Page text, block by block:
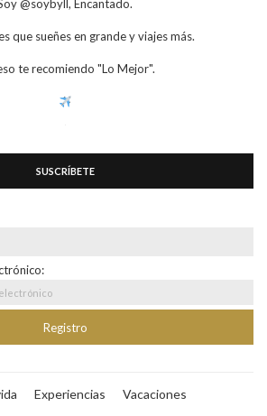
@soybyll, Encantado.
que sueñes en grande y viajes más.
te recomiendo "Lo Mejor".
SUSCRÍBETE
Experiencias Vacaciones